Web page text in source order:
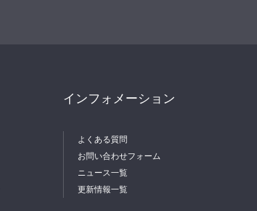
インフォメーション
よくある質問
お問い合わせフォーム
ニュース一覧
更新情報一覧